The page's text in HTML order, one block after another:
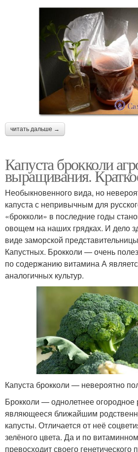
читать дальше →
Капуста брокколи
выращивания.
Необыкновенного вида, но
капуста с непривычным для
«брокколи» в последние годы
овощем на наших грядках. И дело
виде заморской
Капустных. Брокколи — очень
по содержанию витамина А
аналогичных культур.
Капуста брокколи — невероятно
Брокколи — однолетнее огородное
являющееся ближайшим
капусты. Отличается от неё
зелёного цвета. Да и по
превосходит своего генетического